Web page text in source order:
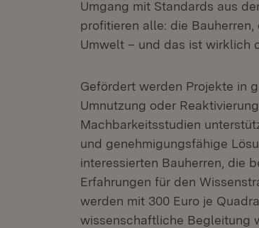
Umgang mit Standards aus
profitieren alle: die
Umwelt – und das ist wirklich
Gefördert werden Projekte in
Umnutzung oder
Machbarkeitsstudien
und genehmigungsfähige
interessierten Bauherren, die
Erfahrungen für den
werden mit 300 Euro je
wissenschaftliche Begleitung